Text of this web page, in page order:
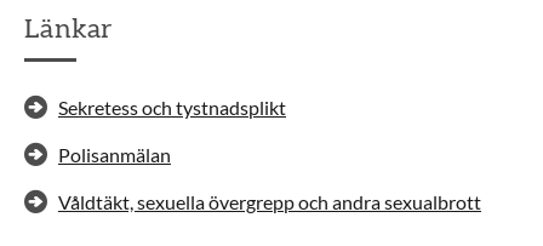
Länkar
Sekretess och tystnadsplikt
Polisanmälan
Våldtäkt, sexuella övergrepp och andra sexualbrott